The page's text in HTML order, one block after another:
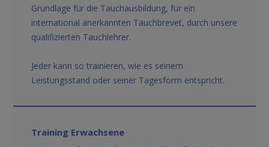
Grundlage für die Tauchausbildung, für ein
international anerkannten Tauchbrevet, durch unsere
qualifizierten Tauchlehrer.
Jeder kann so trainieren, wie es seinem
Leistungsstand oder seiner Tagesform entspricht.
Training Erwachsene